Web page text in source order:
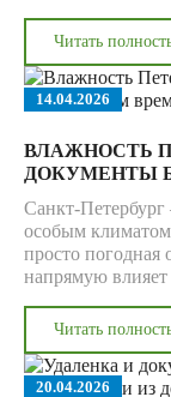
Читать
14.04.2026
ВЛАЖНОСТЬ
ДОКУМЕНТЫ
Санкт-Петербург
особым
просто погодная
напрямую
Читать
20.04.2026